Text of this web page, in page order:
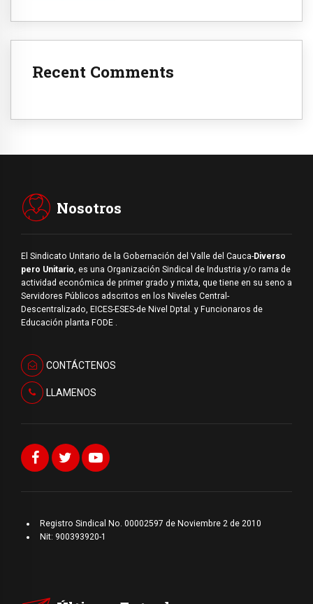
Recent Comments
Nosotros
El Sindicato Unitario de la Gobernación del Valle del Cauca-Diverso
pero Unitario , es una Organización Sindical de Industria y/o rama de
actividad económica de primer grado y mixta, que tiene en su seno a
Servidores Públicos adscritos en los Niveles Central-
Descentralizado, EICES-ESES-de Nivel Dptal. y Funcionaros de
Educación planta FODE .
CONTÁCTENOS
LLAMENOS
Registro Sindical No. 00002597 de Noviembre 2 de 2010
Nit: 900393920-1